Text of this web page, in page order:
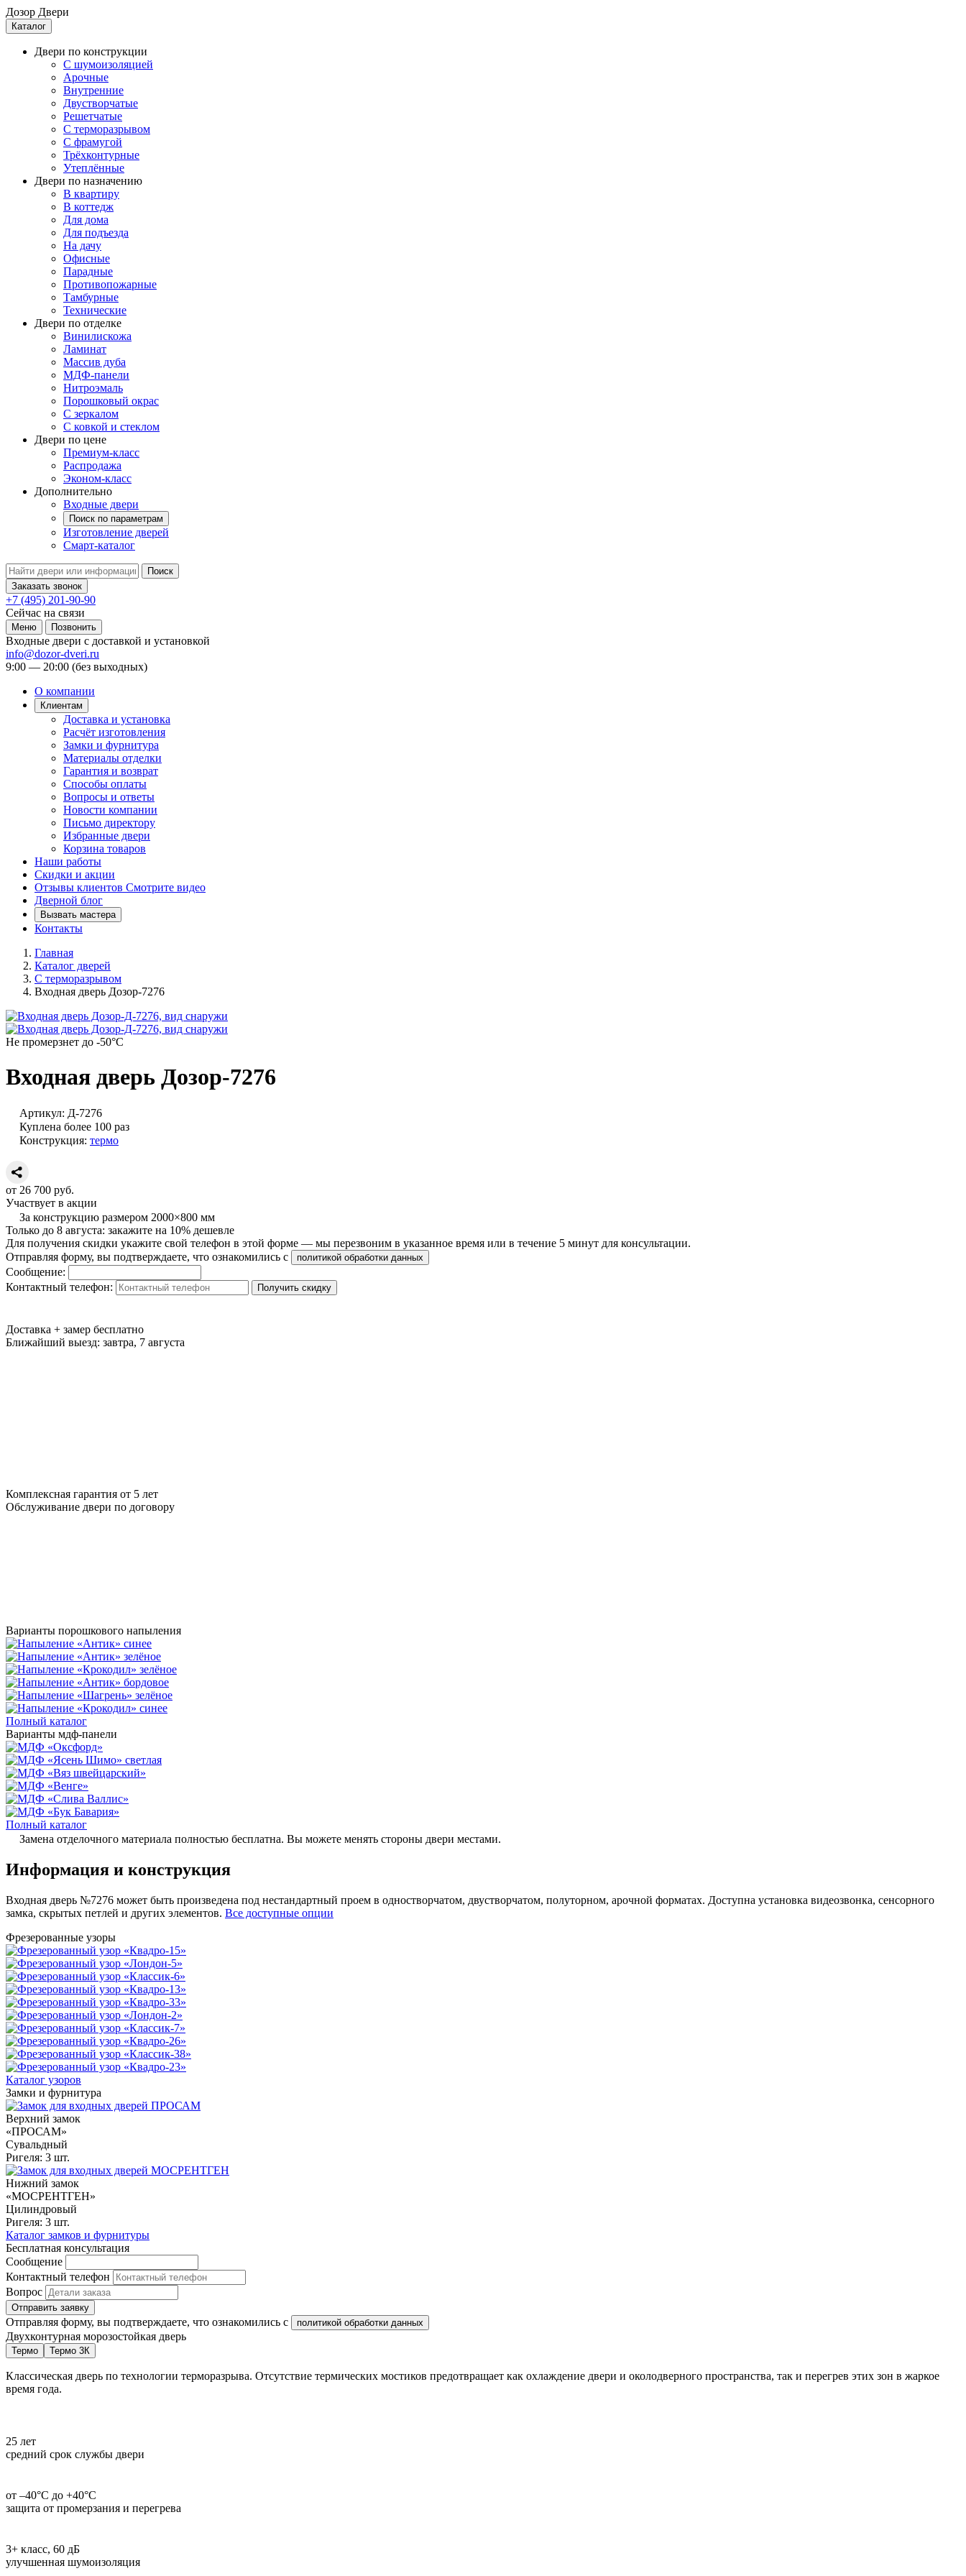
Дозор Двери
Каталог
Двери по конструкции
C шумоизоляцией
Арочные
Внутренние
Двустворчатые
Решетчатые
С терморазрывом
С фрамугой
Трёхконтурные
Утеплённые
Двери по назначению
В квартиру
В коттедж
Для дома
Для подъезда
На дачу
Офисные
Парадные
Противопожарные
Тамбурные
Технические
Двери по отделке
Винилискожа
Ламинат
Массив дуба
МДФ-панели
Нитроэмаль
Порошковый окрас
С зеркалом
С ковкой и стеклом
Двери по цене
Премиум-класс
Распродажа
Эконом-класс
Дополнительно
Входные двери
Поиск по параметрам
Изготовление дверей
Смарт-каталог
Поиск
Заказать звонок
+7 (495) 201-90-90
Сейчас на связи
Меню Позвонить
Входные двери с доставкой и установкой
info@dozor-dveri.ru
9:00 — 20:00 (без выходных)
О компании
Клиентам
Доставка и установка
Расчёт изготовления
Замки и фурнитура
Материалы отделки
Гарантия и возврат
Способы оплаты
Вопросы и ответы
Новости компании
Письмо директору
Избранные двери
Корзина товаров
Наши работы
Скидки и акции
Отзывы клиентов Смотрите видео
Дверной блог
Вызвать мастера
Контакты
Главная
Каталог дверей
С терморазрывом
Входная дверь Дозор-7276
Не промерзнет до -50°С
Входная дверь Дозор-7276
Артикул: Д-7276
Куплена более 100 раз
Конструкция: термо
от 26 700 руб.
Участвует в акции
За конструкцию размером 2000×800 мм
Только до 8 августа: закажите на 10% дешевле
Для получения скидки укажите свой телефон в этой форме — мы перезвоним в указанное время или в течение 5 минут для консультации.
Отправляя форму, вы подтверждаете, что ознакомились с
политикой обработки данных
Сообщение:
Контактный телефон:
Получить скидку
Доставка + замер бесплатно
Ближайший выезд: завтра, 7 августа
Комплексная гарантия от 5 лет
Обслуживание двери по договору
Варианты порошкового напыления
Полный каталог
Варианты мдф-панели
Полный каталог
Замена отделочного материала полностью бесплатна. Вы можете менять стороны двери местами.
Информация и конструкция
Входная дверь №7276 может быть произведена под нестандартный проем в одностворчатом, двустворчатом, полуторном, арочной форматах. Доступна установка видеозвонка, сенсорного
замка, скрытых петлей и других элементов. Все доступные опции
Фрезерованные узоры
Каталог узоров
Замки и фурнитура
Верхний замок
«ПРОСАМ»
Сувальдный
Ригеля: 3 шт.
Нижний замок
«МОСРЕНТГЕН»
Цилиндровый
Ригеля: 3 шт.
Каталог замков и фурнитуры
Бесплатная консультация
Сообщение
Контактный телефон
Вопрос
Отправить заявку
Отправляя форму, вы подтверждаете, что ознакомились с политикой обработки данных
Двухконтурная морозостойкая дверь
Термо Термо 3К
Классическая дверь по технологии терморазрыва. Отсутствие термических мостиков предотвращает как охлаждение двери и околодверного пространства, так и перегрев этих зон в жаркое
время года.
25 лет
средний срок службы двери
от –40°С до +40°С
защита от промерзания и перегрева
3+ класс, 60 дБ
улучшенная шумоизоляция